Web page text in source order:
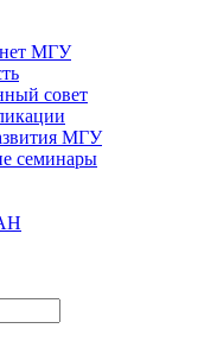
МГУ
совет
МГУ
семинары